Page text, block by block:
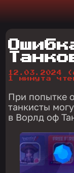
12.03.2024
1 минута
При попытке
танкисты
в Ворлд оф